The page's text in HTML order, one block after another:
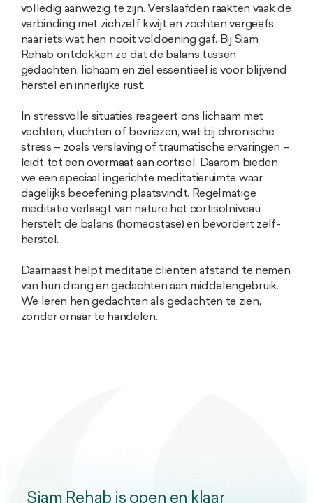
volledig aanwezig te zijn. Verslaafden raakten vaak de
verbinding met zichzelf kwijt en zochten vergeefs
naar iets wat hen nooit voldoening gaf. Bij Siam
Rehab ontdekken ze dat de balans tussen
gedachten, lichaam en ziel essentieel is voor blijvend
herstel en innerlijke rust.
In stressvolle situaties reageert ons lichaam met
vechten, vluchten of bevriezen, wat bij chronische
stress – zoals verslaving of traumatische ervaringen –
leidt tot een overmaat aan cortisol. Daarom bieden
we een speciaal ingerichte meditatie­ruimte waar
dagelijks beoefening plaatsvindt. Regelmatige
meditatie verlaagt van nature het cortisol­niveau,
herstelt de balans (homeostase) en bevordert zelf­
herstel.
Daarnaast helpt meditatie cliënten afstand te nemen
van hun drang en gedachten aan middelengebruik.
We leren hen gedachten als gedachten te zien,
zonder ernaar te handelen.
Siam Rehab is open en klaar